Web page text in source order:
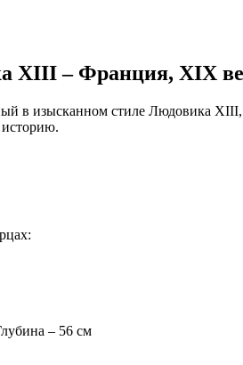
XIII – Франция, XIX
изысканном стиле Людовика XIII,
– 56 см